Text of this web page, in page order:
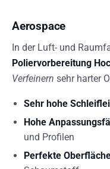
Aerospace
In der Luft- und
Poliervorbereitung
Verfeinern sehr harter
Sehr hohe
Hohe
und Profilen
Perfekte